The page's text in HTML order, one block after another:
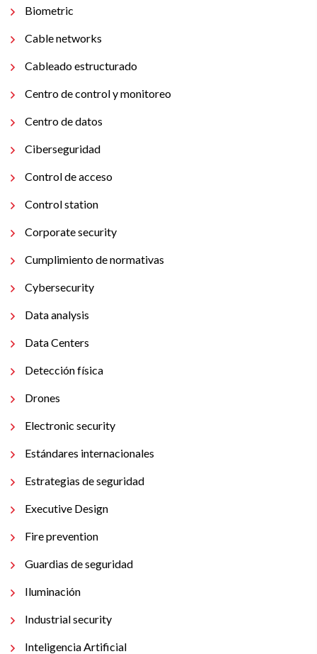
Biometric
Cable networks
Cableado estructurado
Centro de control y monitoreo
Centro de datos
Ciberseguridad
Control de acceso
Control station
Corporate security
Cumplimiento de normativas
Cybersecurity
Data analysis
Data Centers
Detección física
Drones
Electronic security
Estándares internacionales
Estrategias de seguridad
Executive Design
Fire prevention
Guardias de seguridad
Iluminación
Industrial security
Inteligencia Artificial